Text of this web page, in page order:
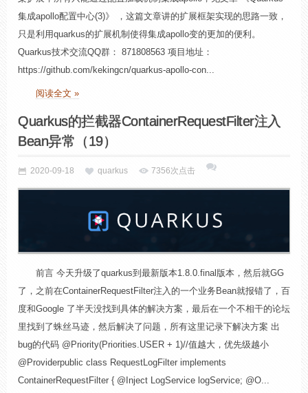
集成apollo配置中心(3)》 ，这篇文章讲的扩展框架实现的思路一致，
只是利用quarkus的扩展机制使得集成apollo变的更加的便利。
Quarkus技术交流QQ群： 871808563 项目地址：
https://github.com/kekingcn/quarkus-apollo-con...
阅读全文 »
Quarkus的拦截器ContainerRequestFilter注入
Bean异常（19）
2020-09-18 quarkus 7356次点击
前言 今天升级了quarkus到最新版本1.8.0.final版本，然后就GG
了，之前在ContainerRequestFilter注入的一个业务Bean就报错了，百
度和Google 了半天没找到具体的解决方案，最后在一个不相干的论坛
里找到了蛛丝马迹，然后解决了问题，所有这里记录下解决方案 出
bug的代码 @Priority(Priorities.USER + 1)//值越大，优先级越小
@Providerpublic class RequestLogFilter implements
ContainerRequestFilter { @Inject LogService logService; @O...